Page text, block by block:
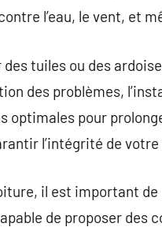
l’eau, le vent, et
tuiles ou des
des problèmes,
optimales pour
l’intégrité de
il est important
de proposer des